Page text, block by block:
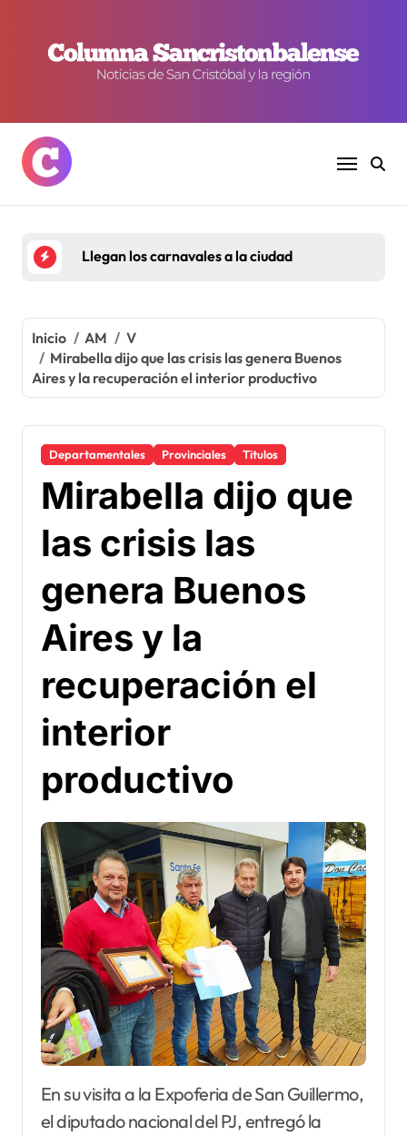
contenido
Llegan los carnavales a la ciudad
Inicio AM
V
Mirabella dijo que las crisis las genera Buenos
Aires y la recuperación el interior productivo
Departamentales Provinciales Titulos
Mirabella dijo que
las crisis las
genera Buenos
Aires y la
recuperación el
interior
productivo
En su visita a la Expoferia de San Guillermo,
el diputado nacional del PJ, entregó la